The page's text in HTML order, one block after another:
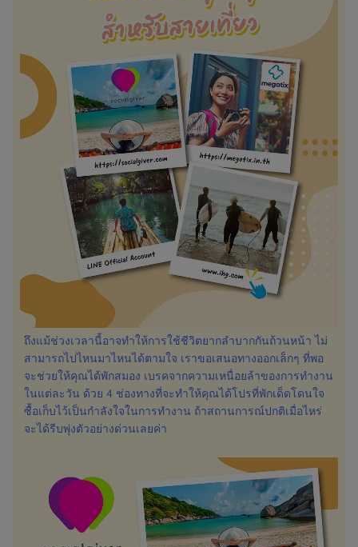
ถึงแม้ช่วงเวลานี้อาจทำให้การใช้ชีวิตยากลำบากกันถ้วนหน้า ไม่
สามารถไปไหนมาไหนได้ตามใจ เราขอเสนอทางออกเล็กๆ ที่พอ
จะช่วยให้คุณได้พักสมอง เบรคจากความเหนื่อยล้าของการทำงาน
ในแต่ละวัน ด้วย 4 ช่องทางที่จะทำให้คุณได้โปรที่พักเด็ดโดนใจ
ซื้อเก็บไว้เป็นกำลังใจในการทำงาน ถ้าสถานการณ์ปกติเมื่อไหร่
จะได้รีบพุ่งตัวอย่างด่วนเลยค่า